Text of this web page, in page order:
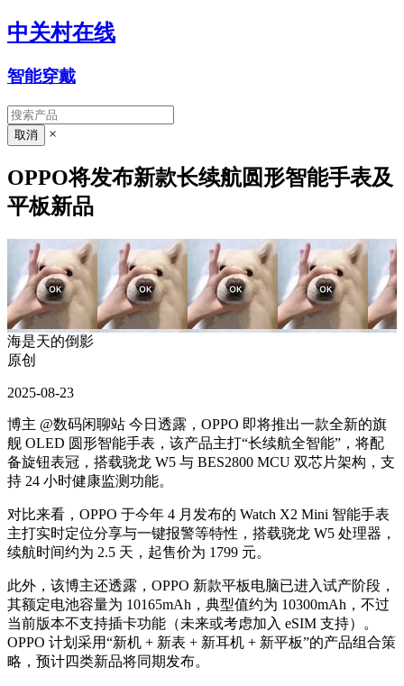
中关村在线
智能穿戴
×
OPPO将发布新款长续航圆形智能手表及
平板新品
海是天的倒影
原创
2025-08-23
博主 @数码闲聊站 今日透露，OPPO 即将推出一款全新的旗
舰 OLED 圆形智能手表，该产品主打“长续航全智能”，将配
备旋钮表冠，搭载骁龙 W5 与 BES2800 MCU 双芯片架构，支
持 24 小时健康监测功能。
对比来看，OPPO 于今年 4 月发布的 Watch X2 Mini 智能手表
主打实时定位分享与一键报警等特性，搭载骁龙 W5 处理器，
续航时间约为 2.5 天，起售价为 1799 元。
此外，该博主还透露，OPPO 新款平板电脑已进入试产阶段，
其额定电池容量为 10165mAh，典型值约为 10300mAh，不过
当前版本不支持插卡功能（未来或考虑加入 eSIM 支持）。
OPPO 计划采用“新机 + 新表 + 新耳机 + 新平板”的产品组合策
略，预计四类新品将同期发布。